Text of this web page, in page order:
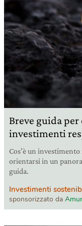
Breve guida
investimenti
Cos’è un
orientarsi in un
guida.
Investimenti
sponsorizzato da